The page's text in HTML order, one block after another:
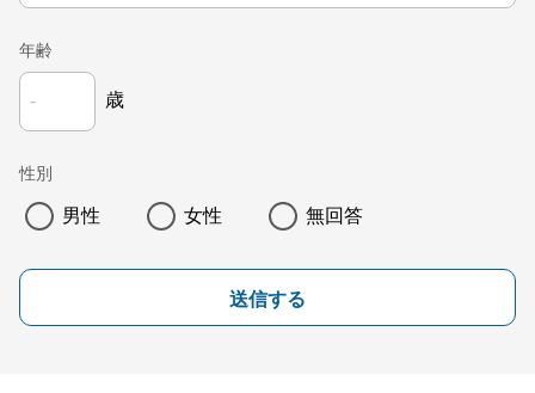
年齢
歳
性別
男性 女性 無回答
送信する